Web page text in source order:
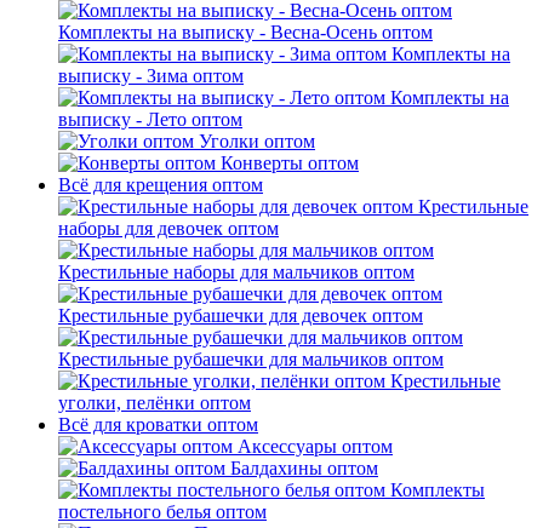
Комплекты на выписку - Весна-Осень оптом
Комплекты на
выписку - Зима оптом
Комплекты на
выписку - Лето оптом
Уголки оптом
Конверты оптом
Всё для крещения оптом
Крестильные
наборы для девочек оптом
Крестильные наборы для мальчиков оптом
Крестильные рубашечки для девочек оптом
Крестильные рубашечки для мальчиков оптом
Крестильные
уголки, пелёнки оптом
Всё для кроватки оптом
Аксессуары оптом
Балдахины оптом
Комплекты
постельного белья оптом